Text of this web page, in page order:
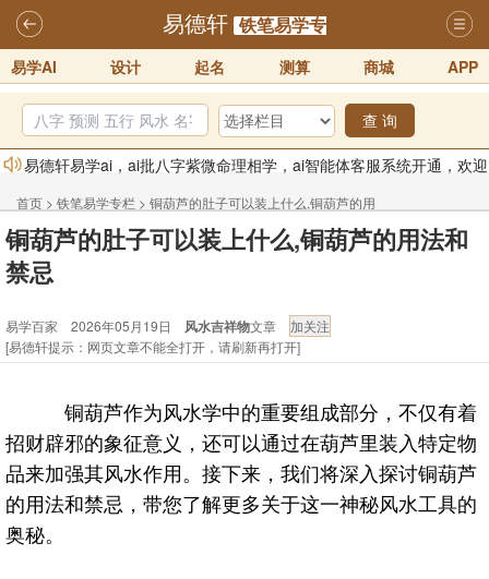
易德轩 铁笔易学专
易学AI 设计 起名 测算 商城 APP
查 询
易德轩易学ai，ai批八字紫微命理相学，ai智能体客服系统开通，欢迎
体验！！
2025-07-01
易德轩网重构及升能完成，欢迎大家来体验新程序及感觉！！
2025-07-01
订！！
2025-10-01
2026丙午年铁笔居士精批年运说明
2025-10-12
易德轩通告：本网站易德轩商标及LOGO注册声明
2021-9-7
首页 > 铁笔易学专栏 > 铜葫芦的肚子可以装上什么,铜葫芦的用
法和禁忌
铜葫芦的肚子可以装上什么,铜葫芦的用法和
禁忌
易学百家 2026年05月19日 风水吉祥物文章
[易德轩提示：网页文章不能全打开，请刷新再打开]
铜葫芦作为风水学中的重要组成部分，不仅有着
招财辟邪的象征意义，还可以通过在葫芦里装入特定物
品来加强其风水作用。接下来，我们将深入探讨铜葫芦
的用法和禁忌，带您了解更多关于这一神秘风水工具的
奥秘。